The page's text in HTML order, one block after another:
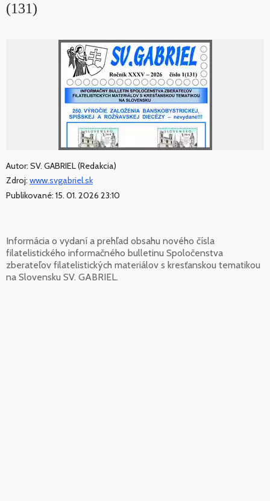
(131)
Autor: SV. GABRIEL (Redakcia)
Zdroj: www.svgabriel.sk
Publikované: 15. 01. 2026 23:10
Informácia o vydaní a prehľad obsahu nového čísla
filatelistického informačného bulletinu Spoločenstva
zberateľov filatelistických materiálov s kresťanskou tematikou
na Slovensku SV. GABRIEL.